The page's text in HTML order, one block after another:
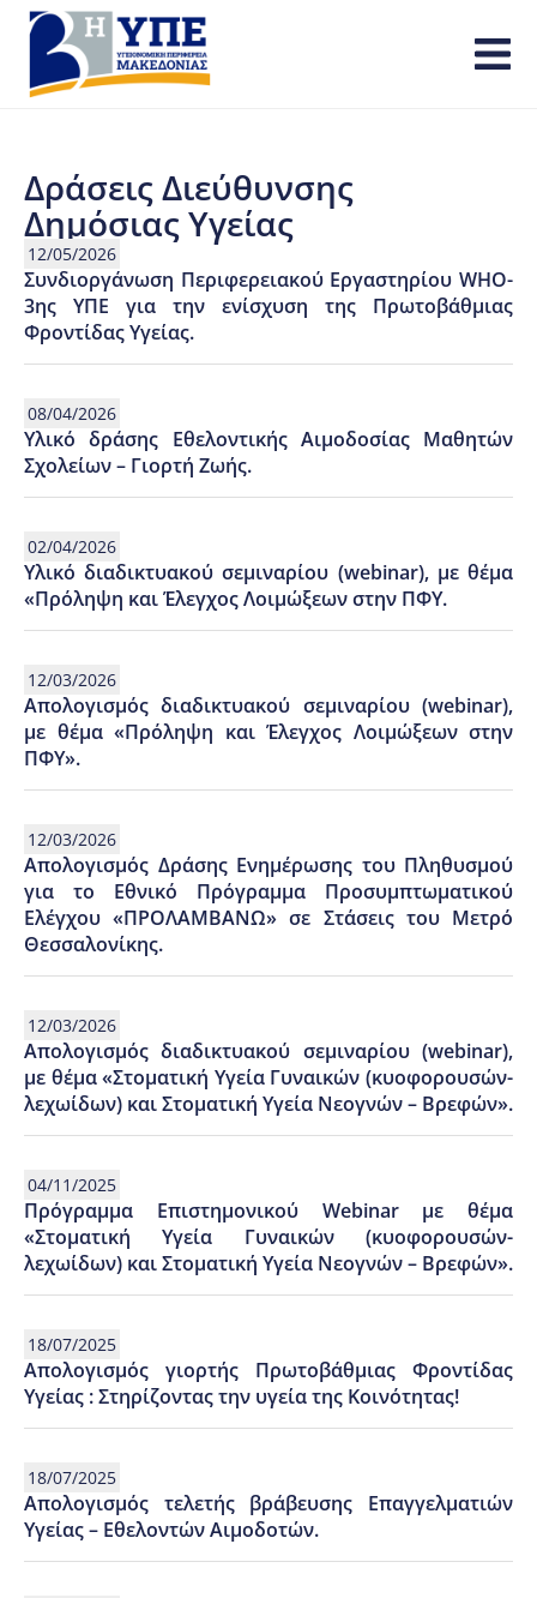
Δράσεις Διεύθυνσης
Δημόσιας Υγείας
12/05/2026
Συνδιοργάνωση Περιφερειακού Εργαστηρίου WHO-
3ης ΥΠΕ για την ενίσχυση της Πρωτοβάθμιας
Φροντίδας Υγείας.
08/04/2026
Υλικό δράσης Εθελοντικής Αιμοδοσίας Μαθητών
Σχολείων – Γιορτή Ζωής.
02/04/2026
Υλικό διαδικτυακού σεμιναρίου (webinar), με θέμα
«Πρόληψη και Έλεγχος Λοιμώξεων στην ΠΦΥ.
12/03/2026
Απολογισμός διαδικτυακού σεμιναρίου (webinar),
με θέμα «Πρόληψη και Έλεγχος Λοιμώξεων στην
ΠΦΥ».
12/03/2026
Απολογισμός Δράσης Ενημέρωσης του Πληθυσμού
για το Εθνικό Πρόγραμμα Προσυμπτωματικού
Ελέγχου «ΠΡΟΛΑΜΒΑΝΩ» σε Στάσεις του Μετρό
Θεσσαλονίκης.
12/03/2026
Απολογισμός διαδικτυακού σεμιναρίου (webinar),
με θέμα «Στοματική Υγεία Γυναικών (κυοφορουσών-
λεχωίδων) και Στοματική Υγεία Νεογνών – Βρεφών».
04/11/2025
Πρόγραμμα Επιστημονικού Webinar με θέμα
«Στοματική Υγεία Γυναικών (κυοφορουσών-
λεχωίδων) και Στοματική Υγεία Νεογνών – Βρεφών».
18/07/2025
Απολογισμός γιορτής Πρωτοβάθμιας Φροντίδας
Υγείας : Στηρίζοντας την υγεία της Κοινότητας!
18/07/2025
Απολογισμός τελετής βράβευσης Επαγγελματιών
Υγείας – Εθελοντών Αιμοδοτών.